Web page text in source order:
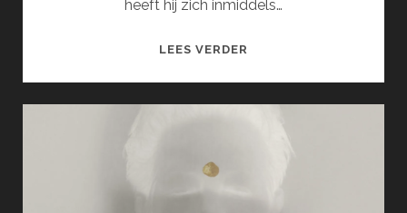
heeft hij zich inmiddels…
LEES VERDER